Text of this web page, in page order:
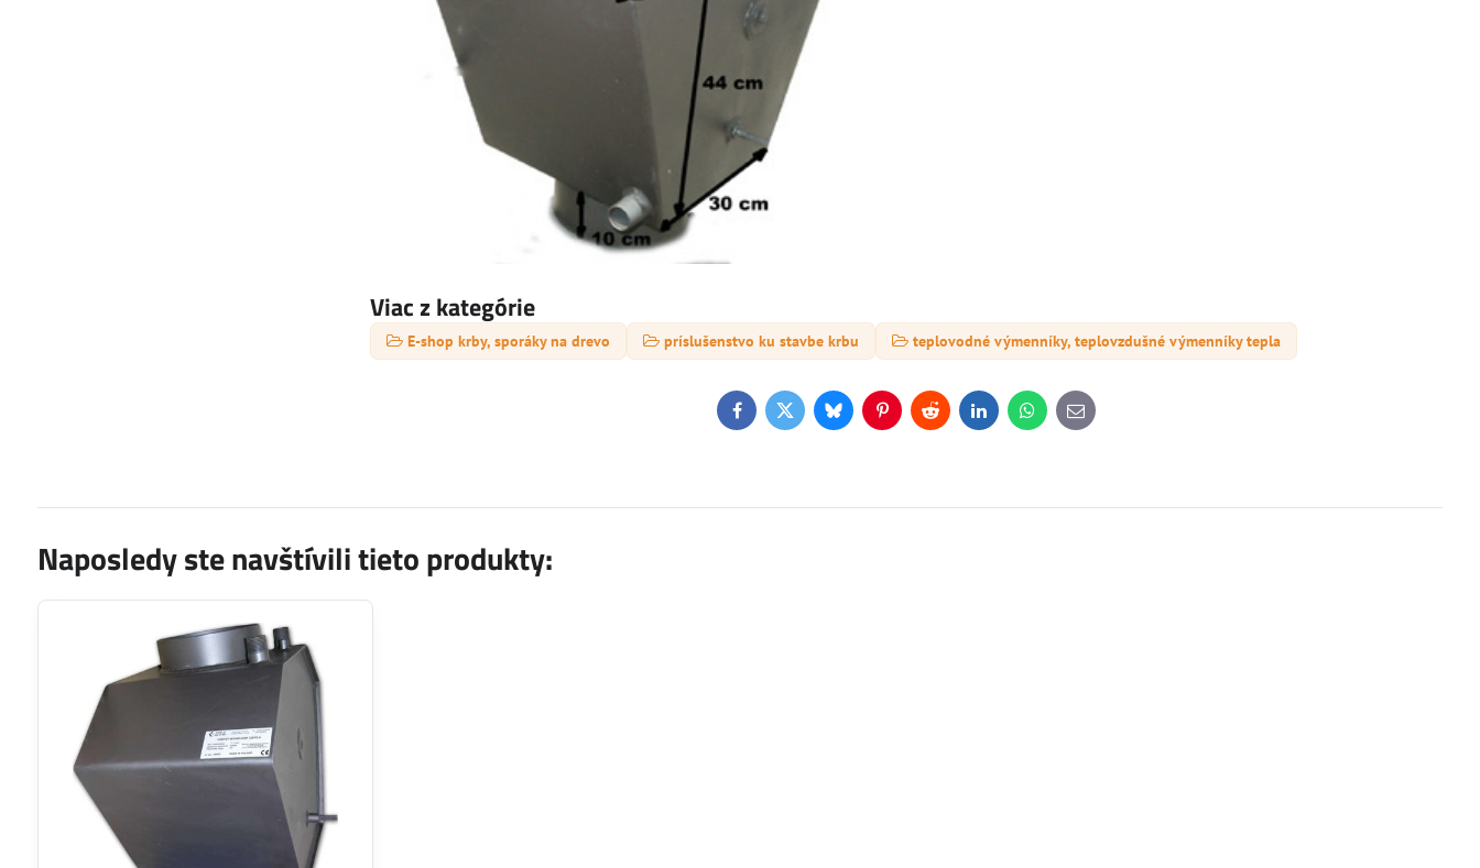
Viac z kategórie
E-shop krby, sporáky na drevo príslušenstvo ku stavbe krbu teplovodné výmenníky, teplovzdušné výmenníky tepla
FacebookTwitterBlueskyPinterestRedditLinkedInWhatsApp
E-
mail
Naposledy ste navštívili tieto produkty: